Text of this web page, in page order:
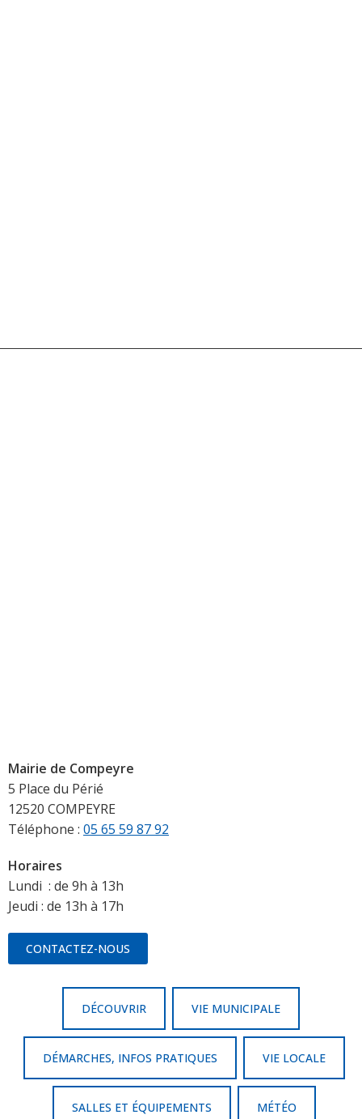
Mairie de Compeyre
5 Place du Périé
12520 COMPEYRE
Téléphone : 05 65 59 87 92
Horaires
Lundi : de 9h à 13h
Jeudi : de 13h à 17h
CONTACTEZ-NOUS
DÉCOUVRIR VIE MUNICIPALE
DÉMARCHES, INFOS PRATIQUES VIE LOCALE
SALLES ET ÉQUIPEMENTS MÉTÉO